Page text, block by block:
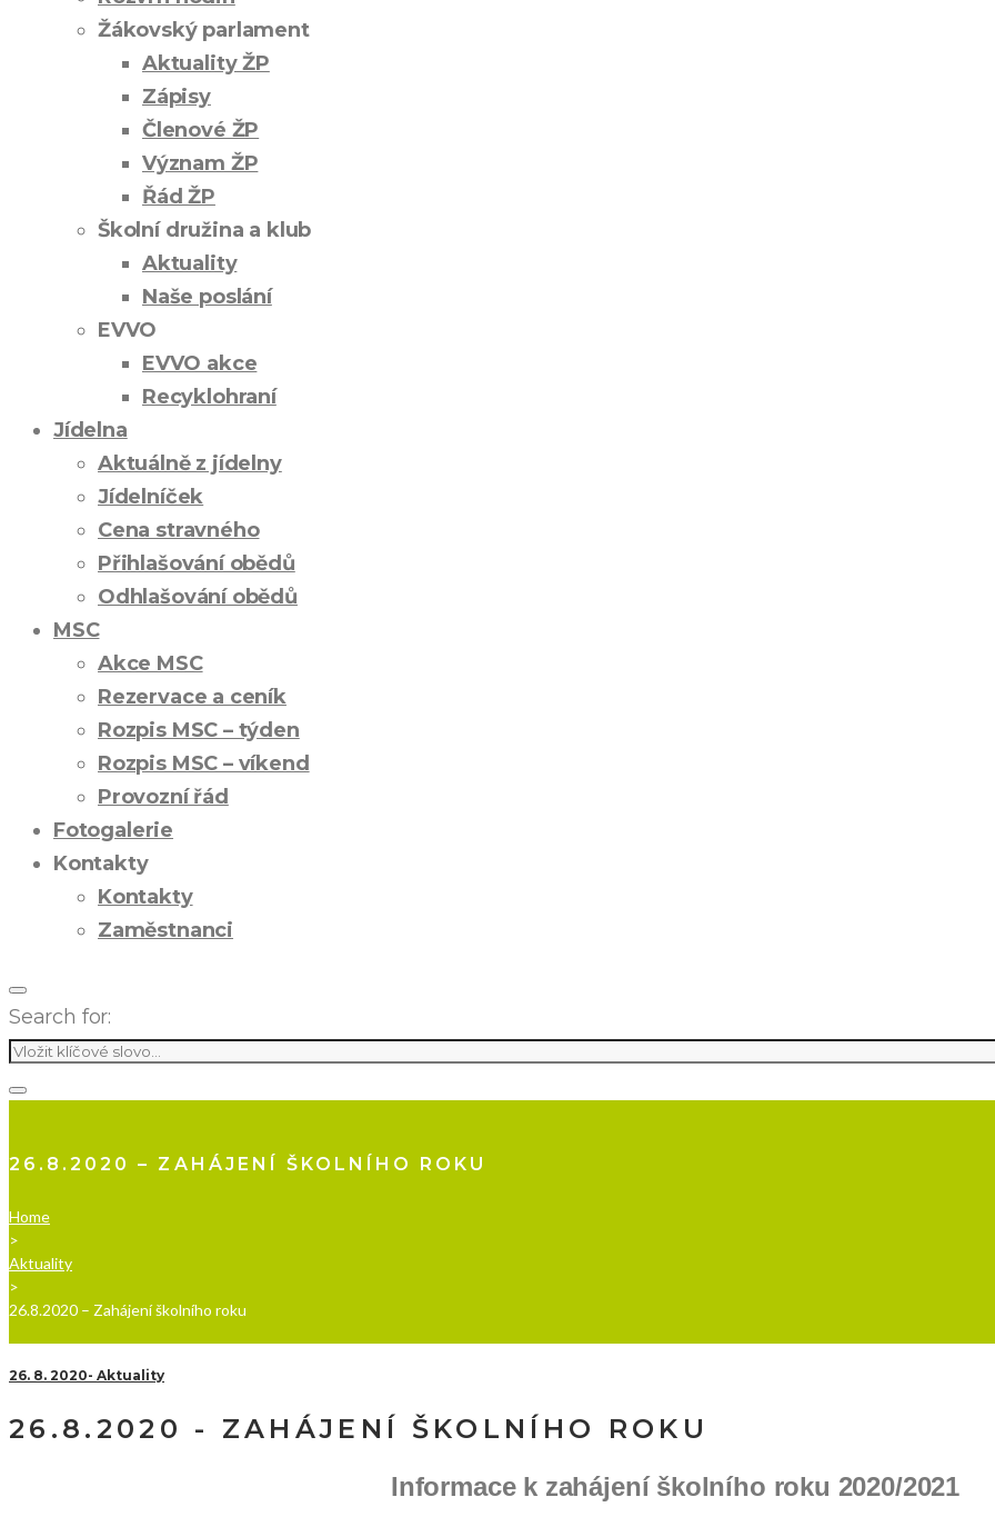
Žákovský parlament
Aktuality ŽP
Zápisy
Členové ŽP
Význam ŽP
Řád ŽP
Školní družina a klub
Aktuality
Naše poslání
EVVO
EVVO akce
Recyklohraní
Jídelna
Aktuálně z jídelny
Jídelníček
Cena stravného
Přihlašování obědů
Odhlašování obědů
MSC
Akce MSC
Rezervace a ceník
Rozpis MSC – týden
Rozpis MSC – víkend
Provozní řád
Fotogalerie
Kontakty
Kontakty
Zaměstnanci
Search for:
26.8.2020 – ZAHÁJENÍ ŠKOLNÍHO ROKU
Home
>
Aktuality
>
26.8.2020 – Zahájení školního roku
26. 8. 2020 Aktuality
26.8.2020 - ZAHÁJENÍ ŠKOLNÍHO ROKU
Informace k zahájení školního roku 2020/2021